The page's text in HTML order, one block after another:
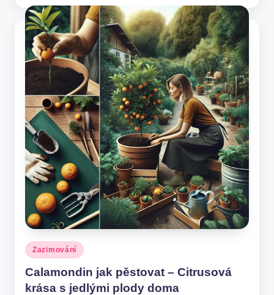
Posted
in
Zazimování
Calamondin jak pěstovat – Citrusová
krása s jedlými plody doma